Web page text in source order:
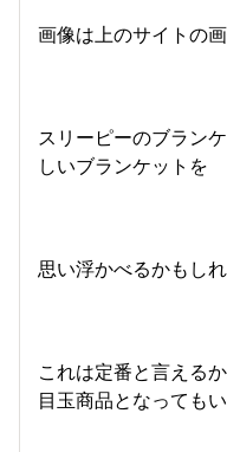
画像は上のサイトの
スリーピーのブラン
しいブランケットを
思い浮かべるかもしれ
これは定番と言える
目玉商品となっても